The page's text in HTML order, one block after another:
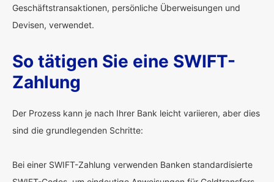
Geschäftstransaktionen, persönliche Überweisungen und
Devisen, verwendet.
So tätigen Sie eine SWIFT-
Zahlung
Der Prozess kann je nach Ihrer Bank leicht variieren, aber dies
sind die grundlegenden Schritte:
Bei einer SWIFT-Zahlung verwenden Banken standardisierte